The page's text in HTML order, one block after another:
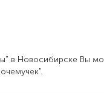
в Новосибирске Вы